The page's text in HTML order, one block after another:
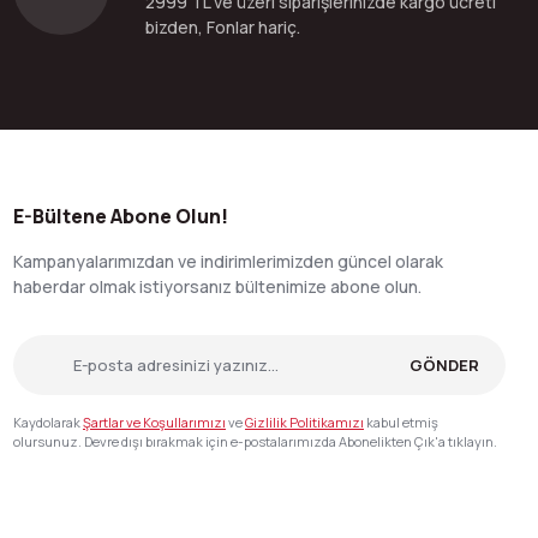
bizden, Fonlar hariç.
E-Bültene Abone Olun!
Kampanyalarımızdan ve indirimlerimizden güncel olarak
haberdar olmak istiyorsanız bültenimize abone olun.
GÖNDER
KaydolarakŞartlar ve Koşullarımızı veGizlilik Politikamızı kabul etmiş
olursunuz. Devre dışı bırakmak için e-postalarımızda Abonelikten Çık'a tıklayın.